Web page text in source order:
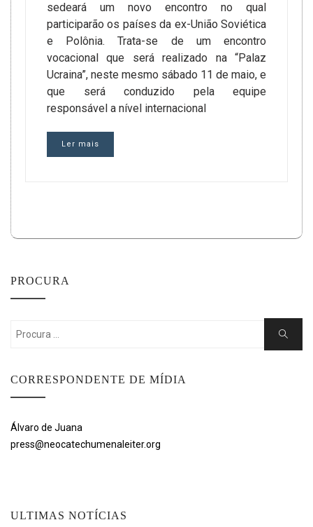
sedeará um novo encontro no qual
participarão os países da ex-União Soviética
e Polônia. Trata-se de um encontro
vocacional que será realizado na “Palaz
Ucraina”, neste mesmo sábado 11 de maio, e
que será conduzido pela equipe
responsável a nível internacional
Ler mais
PROCURA
Search
Search
CORRESPONDENTE DE MÍDIA
Álvaro de Juana
press@neocatechumenaleiter.org
ULTIMAS NOTÍCIAS